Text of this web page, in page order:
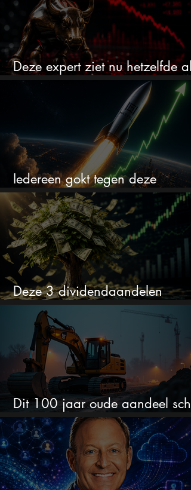
Deze expert ziet nu hetzelfde als
voor de crash van 1987
Iedereen gokt tegen deze
aandelen. Ik zou er juist 2
Deze 3 dividendaandelen
kunnen binnenkort flink stijgen
Dit 100 jaar oude aandeel
omhoog door de AI-boom